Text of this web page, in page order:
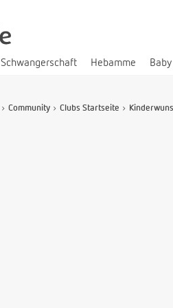
Schwangerschaft Hebamme Baby
Community Clubs Startseite